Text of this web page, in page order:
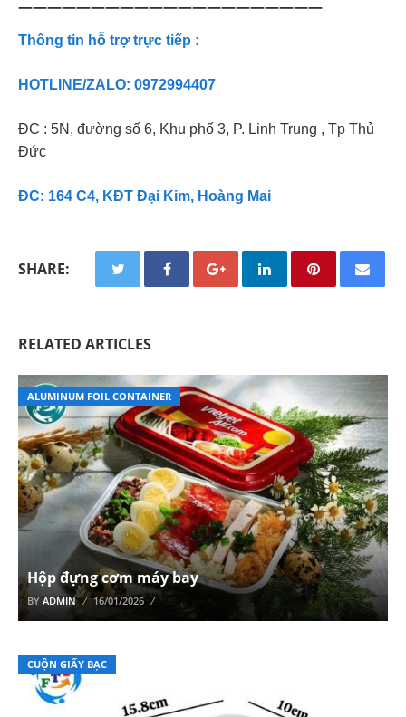
—————————————————————
Thông tin hỗ trợ trực tiếp :
HOTLINE/ZALO: 0972994407
ĐC : 5N, đường số 6, Khu phố 3, P. Linh Trung , Tp Thủ
Đức
ĐC: 164 C4, KĐT Đại Kim, Hoàng Mai
SHARE:
RELATED ARTICLES
ALUMINUM FOIL CONTAINER
Hộp đựng cơm máy bay
BY ADMIN 16/01/2026
CUỘN GIẤY BẠC